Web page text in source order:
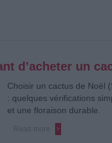
d’acheter un
Choisir un cactus de Noël
: quelques vérifications
et une floraison durable.